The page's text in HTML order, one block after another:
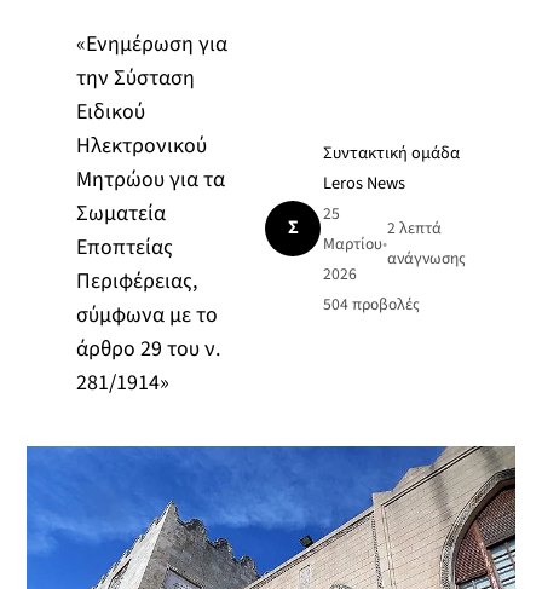
«Ενημέρωση για
την Σύσταση
Ειδικού
Ηλεκτρονικού
Μητρώου για τα
Σωματεία
Εποπτείας
Περιφέρειας,
σύμφωνα με το
άρθρο 29 του ν.
281/1914»
Σ
Συντακτική ομάδα
Leros News
25
Μαρτίου
2026
•
2 λεπτά
ανάγνωσης
504προβολές